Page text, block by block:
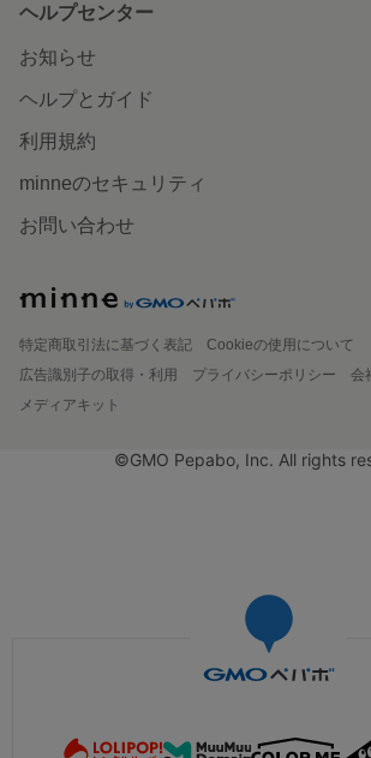
ヘルプセンター
お知らせ
ヘルプとガイド
利用規約
minneのセキュリティ
お問い合わせ
特定商取引法に基づく表記
Cookieの使用について
広告識別子の取得・利用
プライバシーポリシー 会
メディアキット
©GMO Pepabo, Inc. All rights